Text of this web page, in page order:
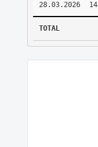
28.03.2026
TOTAL